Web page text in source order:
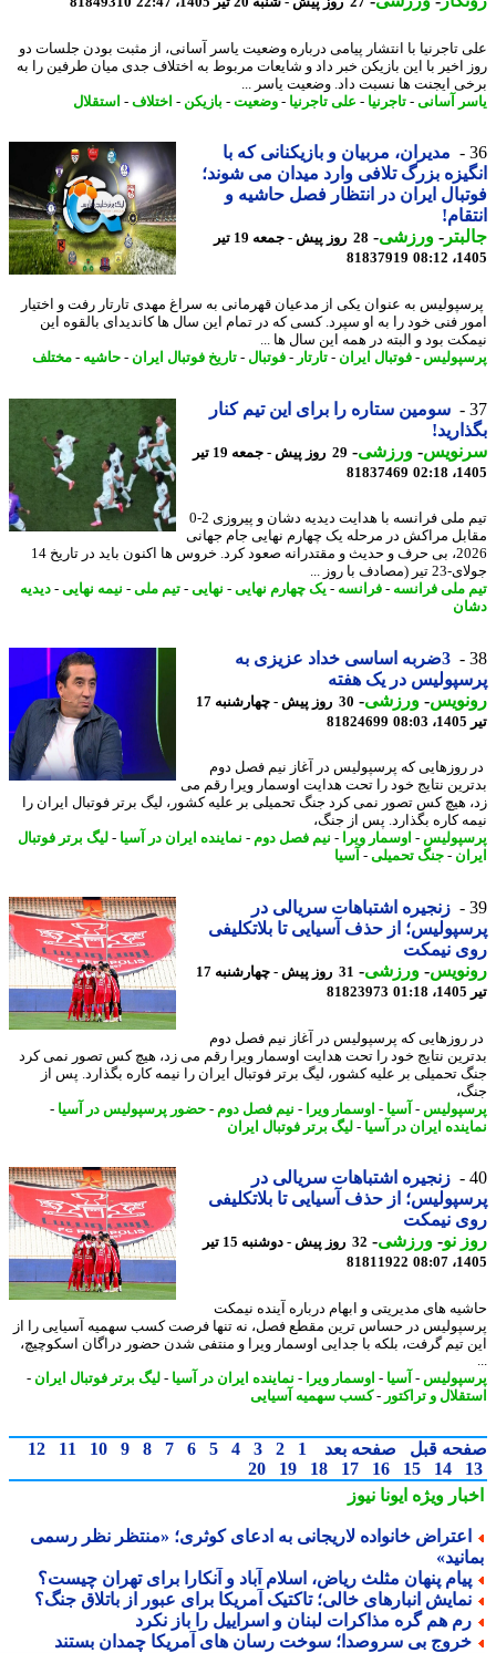
تاجرنیا با انتشار پیامی درباره وضعیت یاسر آسانی، از مثبت بودن جلسات دو
اخیر با این بازیکن خبر داد و شایعات مربوط به اختلاف جدی میان طرفین را به
ایجنت ها نسبت داد. وضعیت یاسر ...
آسانی-تاجرنیا- علی تاجرنیا- وضعیت-بازیکن -اختلاف-استقلال
مدیران، مربیان و بازیکنانی که با
بزرگ تلافی وارد میدان می شوند؛
ایران در انتظار فصل حاشیه و
-ورزشی-
28 روز پیش - جمعه 19 تیر
81837919
به عنوان یکی از مدعیان قهرمانی به سراغ مهدی تارتار رفت و اختیار
فنی خود را به او سپرد. کسی که در تمام این سال ها کاندیدای بالقوه این
بود و البته در همه این سال ها ...
-فوتبال ایران - تارتار- فوتبال-تاریخ فوتبال ایران - حاشیه-مختلف
سومین ستاره را برای این تیم کنار
-ورزشی-
29 روز پیش - جمعه 19 تیر
81837469
تیم ملی فرانسه با هدایت دیدیه دشان و پیروزی 2-0
مراکش در مرحله یک چهارم نهایی جام جهانی
2026، بی حرف و حدیث و مقتدرانه صعود کرد. خروس ها اکنون باید در تاریخ 14
با روز ...
ملی فرانسه
-فرانسه -یک چهارم نهایی-نهایی-تیم ملی -نیمه نهایی-دیدیه
3ضربه اساسی خداد عزیزی به
در یک هفته
-ورزشی-
30 روز پیش - چهارشنبه 17
81824699
که پرسپولیس در آغاز نیم فصل دوم
نتایج خود را تحت هدایت اوسمار ویرا رقم می
هیچ کس تصور نمی کرد جنگ تحمیلی بر علیه کشور، لیگ برتر فوتبال ایران را
کاره بگذارد. پس از جنگ،
-اوسمار ویرا -نیم فصل دوم -نماینده ایران در آسیا -لیگ برتر فوتبال
- جنگ تحمیلی-آسیا
زنجیره اشتباهات سریالی در
از حذف آسیایی تا بلاتکلیفی
نیمکت
-ورزشی-
31 روز پیش - چهارشنبه 17
81823973
که پرسپولیس در آغاز نیم فصل دوم
نتایج خود را تحت هدایت اوسمار ویرا رقم می زد، هیچ کس تصور نمی کرد
تحمیلی بر علیه کشور، لیگ برتر فوتبال ایران را نیمه کاره بگذارد. پس از
-آسیا -اوسمار ویرا -نیم فصل دوم -حضور پرسپولیس در آسیا
-
ایران در آسیا
-لیگ برتر فوتبال ایران
زنجیره اشتباهات سریالی در
از حذف آسیایی تا بلاتکلیفی
نیمکت
نو- ورزشی-
32 روز پیش - دوشنبه 15 تیر
81811922
های مدیریتی و ابهام درباره آینده نیمکت
در حساس ترین مقطع فصل، نه تنها فرصت کسب سهمیه آسیایی را از
تیم گرفت، بلکه با جدایی اوسمار ویرا و منتفی شدن حضور دراگان اسکوچیچ،
-آسیا -اوسمار ویرا -نماینده ایران در آسیا -لیگ برتر فوتبال ایران -
و تراکتور -کسب سهمیه آسیایی
قبل صفحه بعد 1
2
3
4
5
6
7
8
9
10
11
12
14
15
16
17
18
19
20
ویژهایونا نیوز
خانواده لاریجانی به ادعای کوثری؛ «منتظر نظر رسمی
پنهان مثلث ریاض، اسلام آباد و آنکارا برای تهران چیست؟
انبارهای خالی؛ تاکتیک آمریکا برای عبور از باتلاق جنگ؟
هم گره مذاکرات لبنان و اسراییل را باز نکرد
بی سروصدا؛ سوخت رسان های آمریکا چمدان بستند